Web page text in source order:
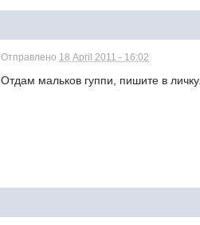
Отправлено 18 April 2011 - 16:02
Отдам мальков гуппи, пишите в личку.